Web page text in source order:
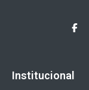
Institucional